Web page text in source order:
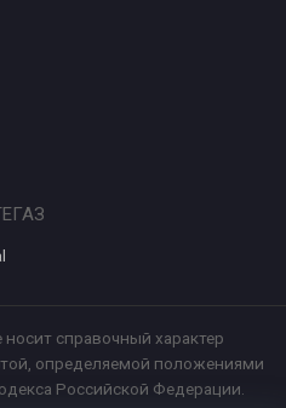
справочный характер
определяемой положениями
Российской Федерации.